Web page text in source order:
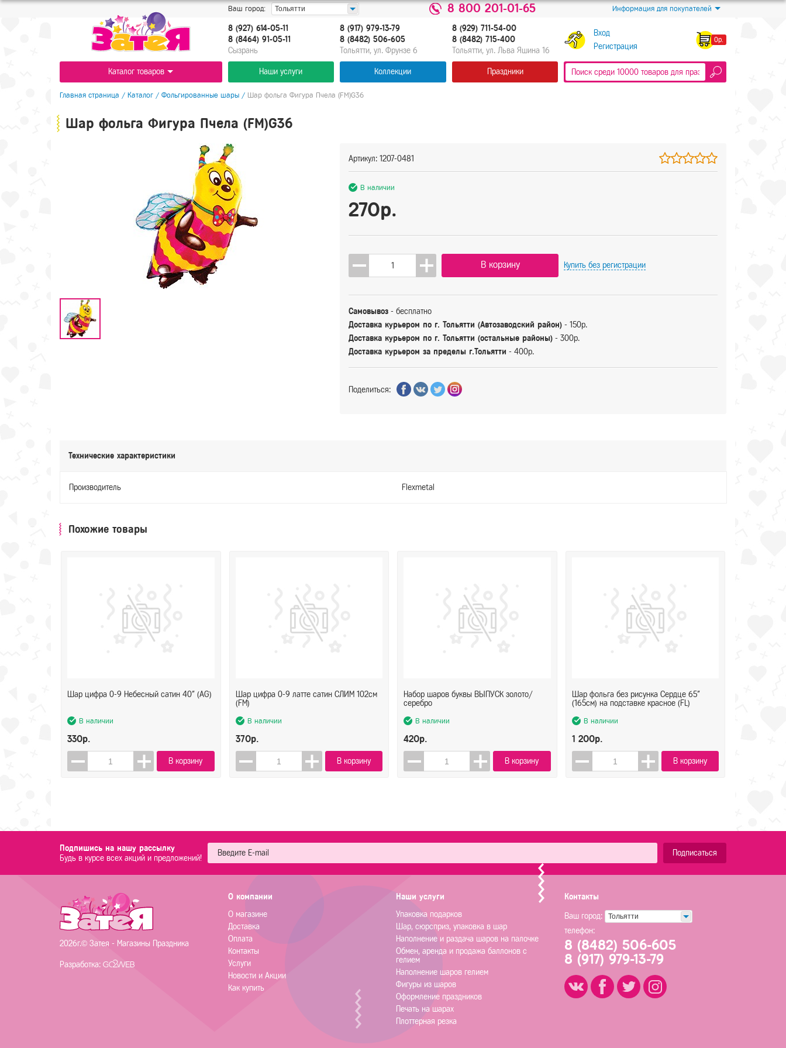
Ваш город: Тольятти 8 800 201-01-65 Информация для покупателей
8 (927) 614-05-11
8 (8464) 91-05-11
Cызрань
8 (917) 979-13-79
8 (8482) 506-605
Тольятти, ул. Фрунзе 6
8 (929) 711-54-00
8 (8482) 715-400
Тольятти, ул. Льва Яшина 16
Вход
Регистрация
0р.
Каталог товаров Наши услуги Коллекции Праздники
Главная страница / Каталог / Фольгированные шары / Шар фольга Фигура Пчела (FM)G36
Шар фольга Фигура Пчела (FM)G36
Артикул: 1207-0481
В наличии
270р.
В корзину Купить без регистрации
Самовывоз - бесплатно
Доставка курьером по г. Тольятти (Автозаводский район) - 150р.
Доставка курьером по г. Тольятти (остальные районы) - 300р.
Доставка курьером за пределы г.Тольятти - 400р.
Поделиться:
Технические характеристики
Производитель Flexmetal
Похожие товары
Шар цифра 0-9 Небесный сатин 40" (AG)
В наличии
330р.
В корзину
Шар цифра 0-9 латте сатин СЛИМ 102см
(FM)
В наличии
370р.
В корзину
Набор шаров буквы ВЫПУСК золото/
серебро
В наличии
420р.
В корзину
Шар фольга без рисунка Сердце 65"
(165см) на подставке красное (FL)
В наличии
1 200р.
В корзину
Подпишись на нашу рассылку
Будь в курсе всех акций и предложений!
Подписаться
Контакты
Ваш город: Тольятти
телефон:
8 (8482) 506-605
8 (917) 979-13-79
О компании
О магазине
Доставка
Оплата
Контакты
Услуги
Новости и Акции
Как купить
Наши услуги
Упаковка подарков
Шар, сюрсприз, упаковка в шар
Наполнение и раздача шаров на палочке
Обмен, аренда и продажа баллонов с
гелием
Наполнение шаров гелием
Фигуры из шаров
Оформление праздников
Печать на шарах
Плоттерная резка
2026г.© Затея - Магазины Праздника
Разработка: